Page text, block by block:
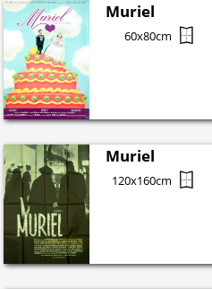
Muriel
60x80cm
Muriel
120x160cm